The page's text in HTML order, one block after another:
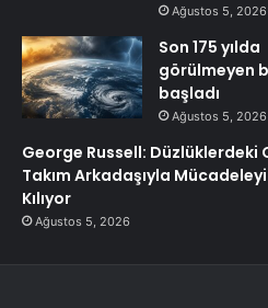
Ağustos 5, 2026
Son 175 yılda
görülmeyen
başladı
Ağustos 5, 2026
George Russell: Düzlüklerdeki
Takım Arkadaşıyla
Kılıyor
Ağustos 5, 2026